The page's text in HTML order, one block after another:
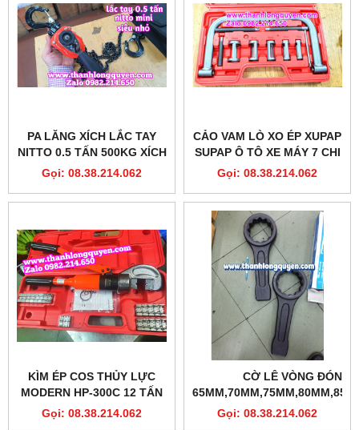
PA LĂNG XÍCH LẮC TAY
NITTO 0.5 TẤN 500KG XÍCH
DÀI 1.5 MÉT VR-05 SIÊU
TAY
Gọi: 08.38.214.062
CẢO VAM LÒ XO ÉP XUPAP
SUPAP Ô TÔ XE MÁY 7 CHI
TIẾT
Gọi: 08.38.214.062
KÌM ÉP COS THỦY LỰC
MODERN HP-300C 12 TẤN
11 KHUÔN
Gọi: 08.38.214.062
CỜ LÊ VÒNG ĐÓNG
CLIP-ON
Gọi: 08.38.214.062